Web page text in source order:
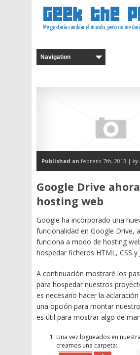
Published on febrero 7th, 2013 | by
Google Drive
hosting web
Google ha incorporado una
funcionalidad en Google Drive,
funciona a modo de hosting
hospedar ficheros HTML, CSS y
A continuación mostraré los
para hospedar nuestros
es necesario hacer la
una opción para montar
es útil para mostrar algo de
Una vez logueados en
creamos una carpeta: